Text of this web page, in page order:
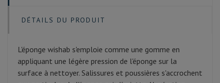
DÉTAILS DU PRODUIT
L'éponge wishab s'emploie comme une gomme en
appliquant une légère pression de l'éponge sur la
surface à nettoyer. Salissures et poussières s'accrochent